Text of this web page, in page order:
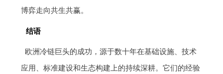
博弈走向共生共赢。
结语
欧洲冷链巨头的成功，源于数十年在基础设施、技术
应用、标准建设和生态构建上的持续深耕。它们的经验